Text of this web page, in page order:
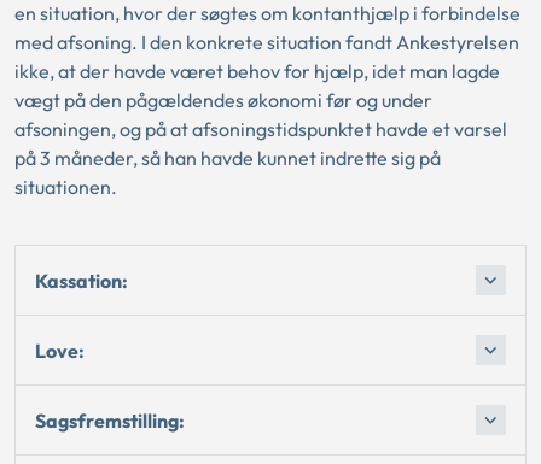
en situation, hvor der søgtes om kontanthjælp i forbindelse
med afsoning. I den konkrete situation fandt Ankestyrelsen
ikke, at der havde været behov for hjælp, idet man lagde
vægt på den pågældendes økonomi før og under
afsoningen, og på at afsoningstidspunktet havde et varsel
på 3 måneder, så han havde kunnet indrette sig på
situationen.
Kassation:
Love:
Sagsfremstilling: